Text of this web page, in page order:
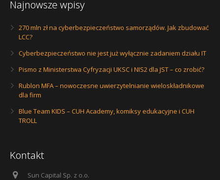
Najnowsze wpisy
270 mln zł na cyberbezpieczeństwo samorządów. Jak zbudować
LCC?
Cyberbezpieczeństwo nie jest już wyłącznie zadaniem działu IT
Pismo z Ministerstwa Cyfryzacji UKSC i NIS2 dla JST – co zrobić?
Rublon MFA – nowoczesne uwierzytelnianie wieloskładnikowe
dla firm
Blue Team KIDS – CUH Academy, komiksy edukacyjne i CUH
TROLL
Kontakt
Sun Capital Sp. z o.o.